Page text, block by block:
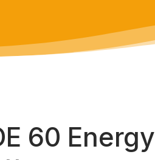
60 Energy